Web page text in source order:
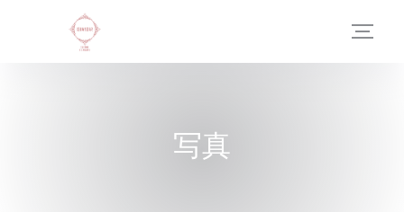
クッキー利用の管理について
写真